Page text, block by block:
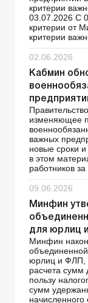
критерии
03.07.2026 С
критерии от
критерии
02.06.2026
Кабмин
изменяющее
важных
новые сроки
в этом
работников
09.06.2026
Минфин
для юрлиц
Минфин
юрлиц и ФЛП,
расчета сумм
пользу
сумм
начисленного